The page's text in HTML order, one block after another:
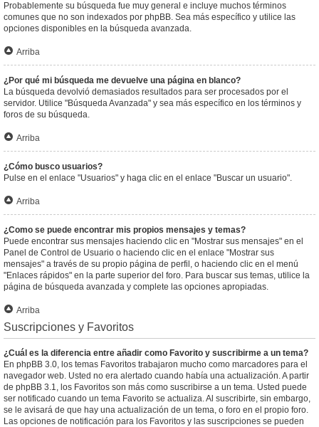
Probablemente su búsqueda fue muy general e incluye muchos términos
comunes que no son indexados por phpBB. Sea más específico y utilice las
opciones disponibles en la búsqueda avanzada.
Arriba
¿Por qué mi búsqueda me devuelve una página en blanco?
La búsqueda devolvió demasiados resultados para ser procesados por el
servidor. Utilice "Búsqueda Avanzada" y sea más específico en los términos y
foros de su búsqueda.
Arriba
¿Cómo busco usuarios?
Pulse en el enlace "Usuarios" y haga clic en el enlace "Buscar un usuario".
Arriba
¿Como se puede encontrar mis propios mensajes y temas?
Puede encontrar sus mensajes haciendo clic en "Mostrar sus mensajes" en el
Panel de Control de Usuario o haciendo clic en el enlace "Mostrar sus
mensajes" a través de su propio página de perfil, o haciendo clic en el menú
"Enlaces rápidos" en la parte superior del foro. Para buscar sus temas, utilice la
página de búsqueda avanzada y complete las opciones apropiadas.
Arriba
Suscripciones y Favoritos
¿Cuál es la diferencia entre añadir como Favorito y suscribirme a un tema?
En phpBB 3.0, los temas Favoritos trabajaron mucho como marcadores para el
navegador web. Usted no era alertado cuando había una actualización. A partir
de phpBB 3.1, los Favoritos son más como suscribirse a un tema. Usted puede
ser notificado cuando un tema Favorito se actualiza. Al suscribirte, sin embargo,
se le avisará de que hay una actualización de un tema, o foro en el propio foro.
Las opciones de notificación para los Favoritos y las suscripciones se pueden